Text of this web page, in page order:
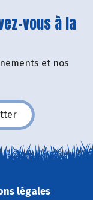
vous à la
et nos
légales